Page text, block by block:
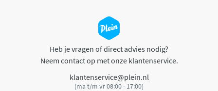
Heb je vragen of direct advies nodig?
Neem contact op met onze klantenservice.
klantenservice@plein.nl
(ma t/m vr 08:00 - 17:00)